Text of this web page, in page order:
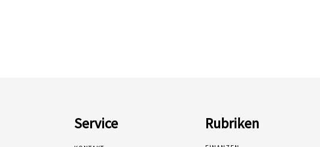
Service Rubriken